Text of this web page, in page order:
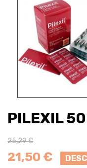
PILEXIL
25,29 €
21,50 €